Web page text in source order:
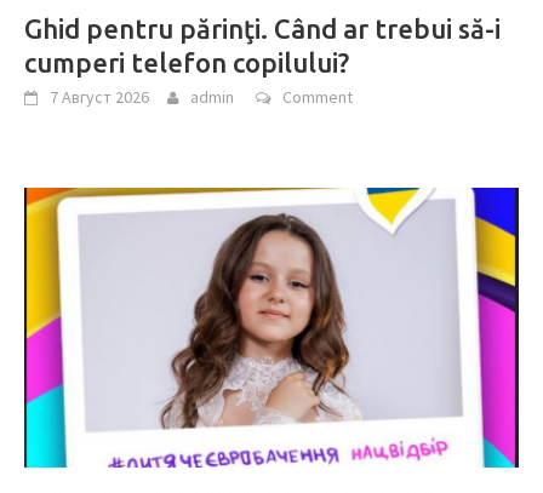
Ghid pentru părinţi. Când ar trebui să-i
cumperi telefon copilului?
7 Август 2026 admin Comment